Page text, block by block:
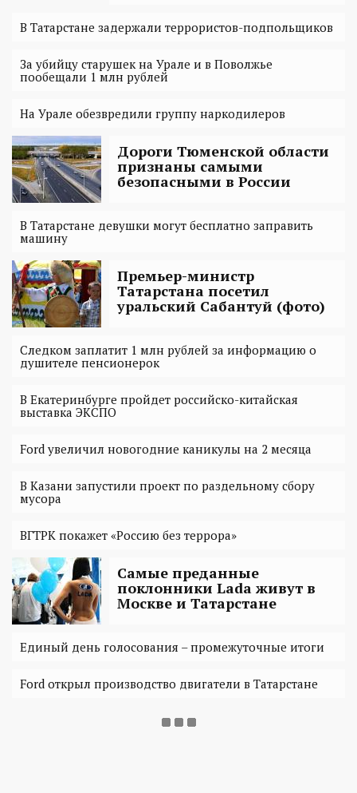
В Татарстане задержали террористов-подпольщиков
За убийцу старушек на Урале и в Поволжье
пообещали 1 млн рублей
На Урале обезвредили группу наркодилеров
Дороги Тюменской области
признаны самыми
безопасными в России
В Татарстане девушки могут бесплатно заправить
машину
Премьер-министр
Татарстана посетил
уральский Сабантуй (фото)
Следком заплатит 1 млн рублей за информацию о
душителе пенсионерок
В Екатеринбурге пройдет российско-китайская
выставка ЭКСПО
Ford увеличил новогодние каникулы на 2 месяца
В Казани запустили проект по раздельному сбору
мусора
ВГТРК покажет «Россию без террора»
Самые преданные
поклонники Lada живут в
Москве и Татарстане
Единый день голосования – промежуточные итоги
Ford открыл производство двигатели в Татарстане